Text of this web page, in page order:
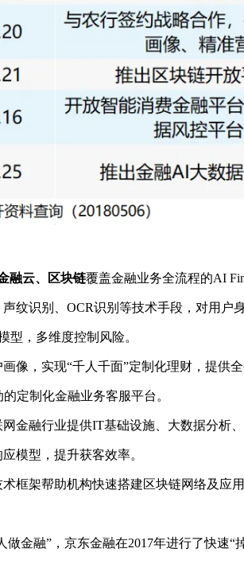
融云、区块链覆盖金融业务全流程的AI
纹识别、OCR识别等技术手段，对用户
型，多维度控制风险。
像，实现“千人千面”定制化理财，提供
定制化金融业务客服平台。
金融行业提供IT基础设施、大数据分析、
模型，提升获客效率。
框架帮助机构快速搭建区块链网络及应用
做金融”，京东金融在2017年进行了快